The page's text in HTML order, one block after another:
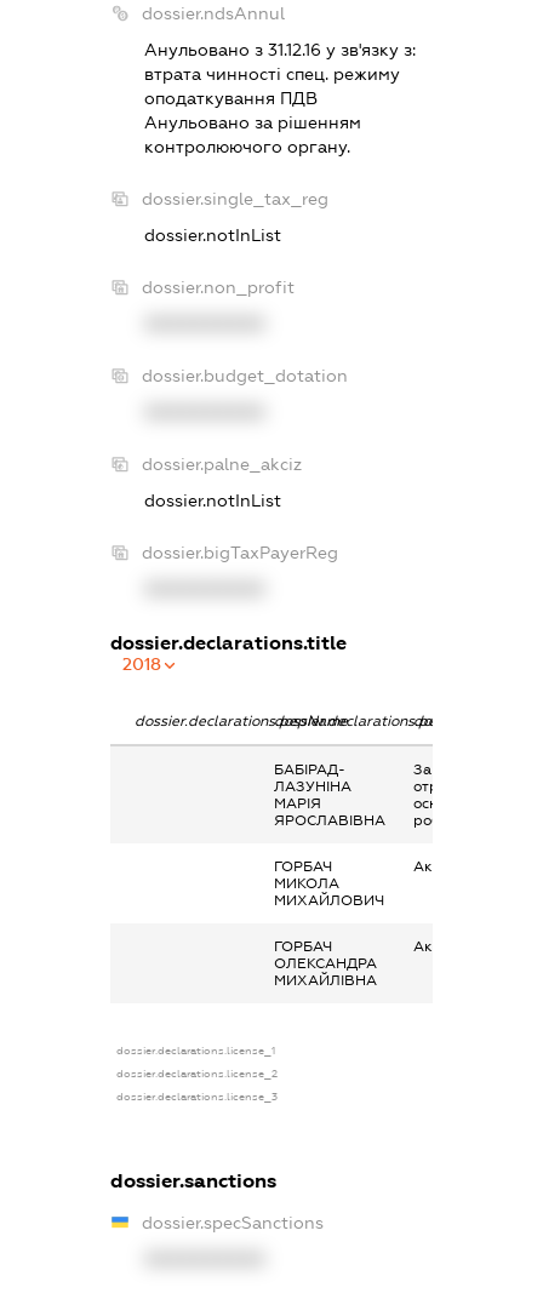
dossier.ndsAnnul
Анульовано з 31.12.16 у зв'язку з:
втрата чинностi спец. режиму
оподаткування ПДВ
Анульовано за рiшенням
контролюючого органу.
dossier.single_tax_reg
dossier.notInList
dossier.non_profit
dossier.budget_dotation
dossier.palne_akciz
dossier.notInList
dossier.bigTaxPayerReg
dossier.declarations.title
2018
dossier.declarations.pepNamedossier.declarations.personName
БАБІРАД-
ЛАЗУНІНА
МАРІЯ
ЯРОСЛАВІВНА
Заробітна плата
отримана за
основним місцем
роботи
ГОРБАЧ
МИКОЛА
МИХАЙЛОВИЧ
Акції
ГОРБАЧ
ОЛЕКСАНДРА
МИХАЙЛІВНА
Акції
dossier.declarations.license_1
dossier.declarations.license_2
dossier.declarations.license_3
dossier.sanctions
dossier.specSanctions